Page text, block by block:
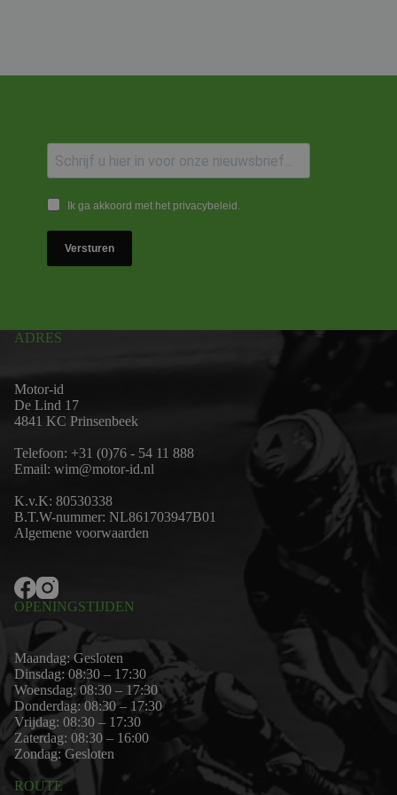
Ik ga akkoord met het privacybeleid.
Versturen
ADRES
Motor-id
De Lind 17
4841 KC Prinsenbeek
Telefoon: +31 (0)76 - 54 11 888
Email: wim@motor-id.nl
K.v.K: 80530338
B.T.W-nummer: NL861703947B01
Algemene voorwaarden
OPENINGSTIJDEN
Maandag: Gesloten
Dinsdag: 08:30 – 17:30
Woensdag: 08:30 – 17:30
Donderdag: 08:30 – 17:30
Vrijdag: 08:30 – 17:30
Zaterdag: 08:30 – 16:00
Zondag: Gesloten
ROUTE